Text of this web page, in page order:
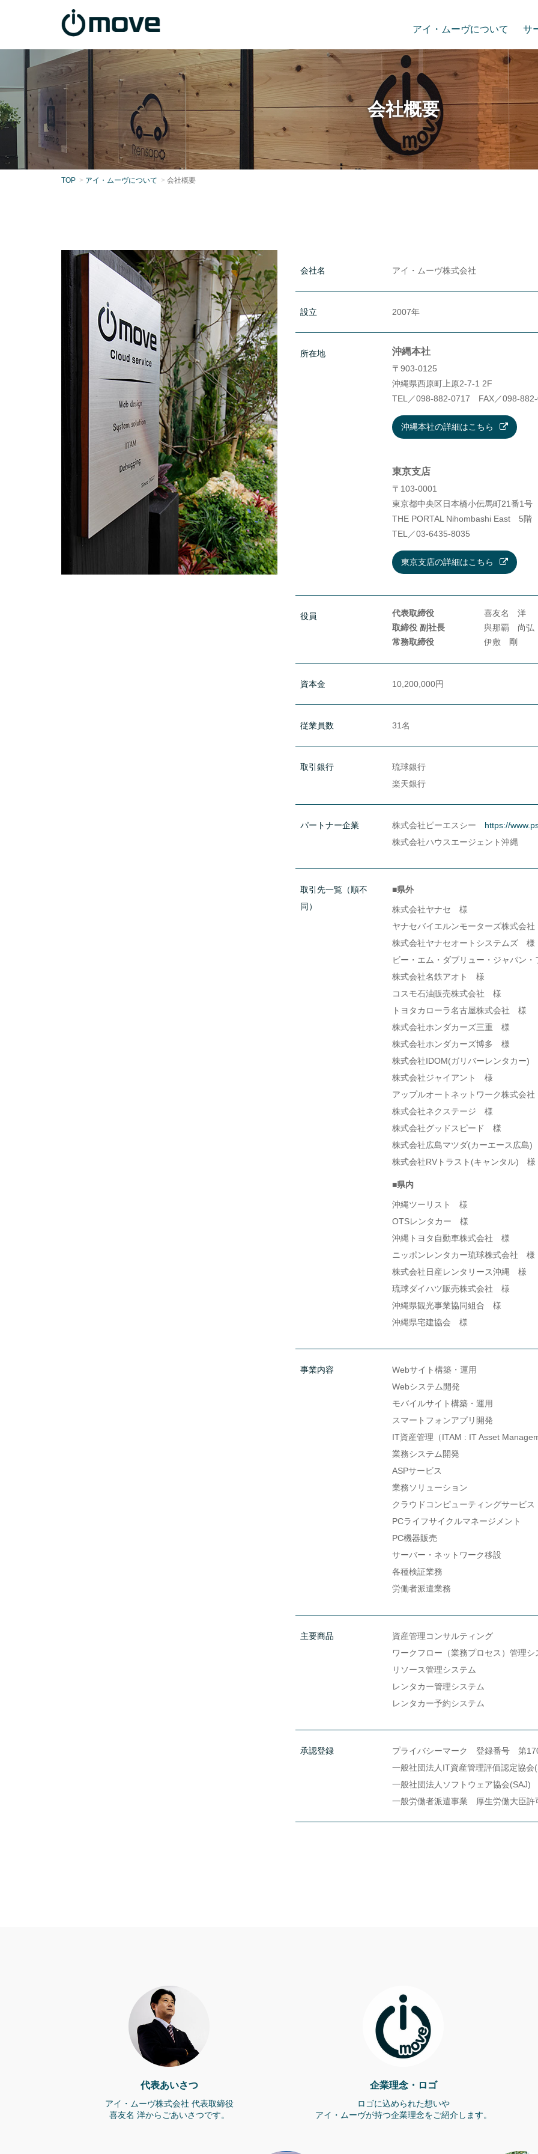
アイ・ムーヴについて サ
会社概要
TOP アイ・ムーヴについて 会社概要
会社名 アイ・ムーヴ株式会社
設立 2007年
所在地 沖縄本社
〒903-0125
沖縄県西原町上原2-7-1 2F
TEL／098-882-0717 FAX／098-
沖縄本社の詳細はこちら
東京支店
〒103-0001
東京都中央区日本橋小伝馬町21番1号
THE PORTAL Nihombashi East 5階
TEL／03-6435-8035
東京支店の詳細はこちら
役員 代表取締役
喜友名 洋
取締役 副社長
與那覇 尚弘
常務取締役
伊敷 剛
資本金 10,200,000円
従業員数 31名
取引銀行
琉球銀行
楽天銀行
パートナー企業 株式会社ピーエスシー https://
株式会社ハウスエージェント沖縄
取引先一覧（順不
同）
■県外
株式会社ヤナセ 様
ヤナセバイエルンモーターズ株式会
株式会社ヤナセオートシステムズ 様
ビー・エム・ダブリュー・ジャパン
株式会社名鉄アオト 様
コスモ石油販売株式会社 様
トヨタカローラ名古屋株式会社 様
株式会社ホンダカーズ三重 様
株式会社ホンダカーズ博多 様
株式会社IDOM(ガリバーレンタカー)
株式会社ジャイアント 様
アップルオートネットワーク株式会
株式会社ネクステージ 様
株式会社グッドスピード 様
株式会社広島マツダ(カーエース広島
株式会社RVトラスト(キャンタル) 様
■県内
沖縄ツーリスト 様
OTSレンタカー 様
沖縄トヨタ自動車株式会社 様
ニッポンレンタカー琉球株式会社 様
株式会社日産レンタリース沖縄 様
琉球ダイハツ販売株式会社 様
沖縄県観光事業協同組合 様
沖縄県宅建協会 様
事業内容
Webサイト構築・運用
Webシステム開発
モバイルサイト構築・運用
スマートフォンアプリ開発
IT資産管理（ITAM : IT Asset
業務システム開発
ASPサービス
業務ソリューション
クラウドコンピューティングサービス
PCライフサイクルマネージメント
PC機器販売
サーバー・ネットワーク移設
各種検証業務
労働者派遣業務
主要商品
資産管理コンサルティング
ワークフロー（業務プロセス）管理シ
リソース管理システム
レンタカー管理システム
レンタカー予約システム
承認登録
プライバシーマーク 登録番号 第
一般社団法人IT資産管理評価認定協
一般社団法人ソフトウェア協会(SAJ)
一般労働者派遣事業 厚生労働大臣
代表あいさつ
アイ・ムーヴ株式会社 代表取締役
喜友名 洋からごあいさつです。
企業理念・ロゴ
ロゴに込められた想いや
アイ・ムーヴが持つ企業理念をご紹介します。